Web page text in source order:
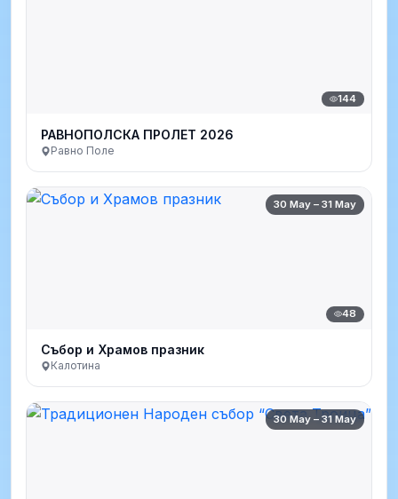
144
РАВНОПОЛСКА ПРОЛЕТ 2026
Равно Поле
30 May – 31 May
48
Събор и Храмов празник
Калотина
30 May – 31 May